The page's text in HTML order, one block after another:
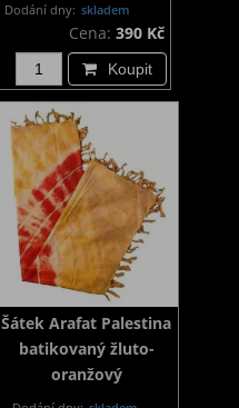
Dodání dny: skladem
Cena:390 Kč
Koupit
Šátek Arafat Palestina
batikovaný žluto-
oranžový